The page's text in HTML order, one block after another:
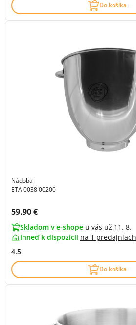
Do košíka
Nádoba
ETA 0038 00200
Cena s DPH:
59.90 €
Skladom v e-shope u vás už 11. 8.
ihneď k dispozícii na 1 predajniach
4.5
Do košíka